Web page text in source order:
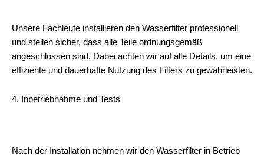
Unsere Fachleute installieren den Wasserfilter professionell
und stellen sicher, dass alle Teile ordnungsgemäß
angeschlossen sind. Dabei achten wir auf alle Details, um eine
effiziente und dauerhafte Nutzung des Filters zu gewährleisten.
4. Inbetriebnahme und Tests
Nach der Installation nehmen wir den Wasserfilter in Betrieb